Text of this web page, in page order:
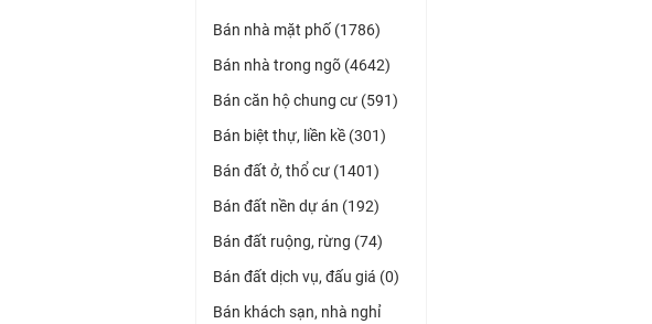
Bán nhà mặt phố (1786)
Bán nhà trong ngõ (4642)
Bán căn hộ chung cư (591)
Bán biệt thự, liền kề (301)
Bán đất ở, thổ cư (1401)
Bán đất nền dự án (192)
Bán đất ruộng, rừng (74)
Bán đất dịch vụ, đấu giá (0)
Bán khách sạn, nhà nghỉ